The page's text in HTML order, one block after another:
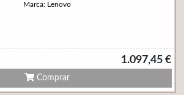
Marca: Lenovo
1.097,45 €
Comprar